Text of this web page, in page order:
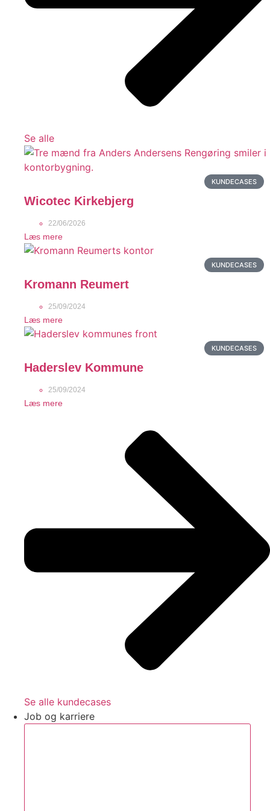
Se alle
KUNDECASES
Wicotec Kirkebjerg
22/06/2026
Læs mere
KUNDECASES
Kromann Reumert
25/09/2024
Læs mere
KUNDECASES
Haderslev Kommune
25/09/2024
Læs mere
Se alle kundecases
Job og karriere